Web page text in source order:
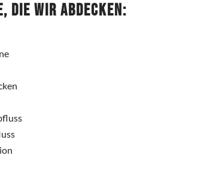
die wir abdecken: